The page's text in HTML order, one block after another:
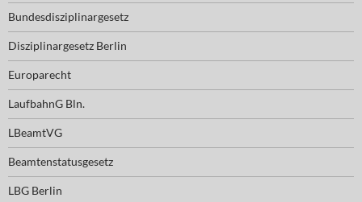
Bundesdisziplinargesetz
Disziplinargesetz Berlin
Europarecht
LaufbahnG Bln.
LBeamtVG
Beamtenstatusgesetz
LBG Berlin